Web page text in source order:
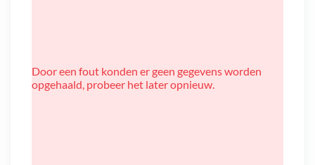
Door een fout konden er geen gegevens worden
opgehaald, probeer het later opnieuw.